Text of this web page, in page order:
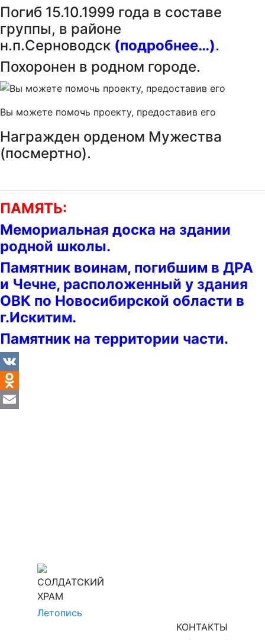
Погиб 15.10.1999 года в составе
группы, в районе
н.п.Серноводск (подробнее…).
Похоронен в родном городе.
Вы можете помочь проекту, предоставив его
Награжден орденом Мужества
(посмертно).
ПАМЯТЬ:
Мемориальная доска на здании
родной школы.
Памятник воинам, погибшим в ДРА
и Чечне, расположенный у здания
ОВК по Новосибирской области в
г.Искитим.
Памятник на территории части.
VK
Odnoklassniki
СОЛДАТСКИЙ
ХРАМ
Летопись
КОНТАКТЫ